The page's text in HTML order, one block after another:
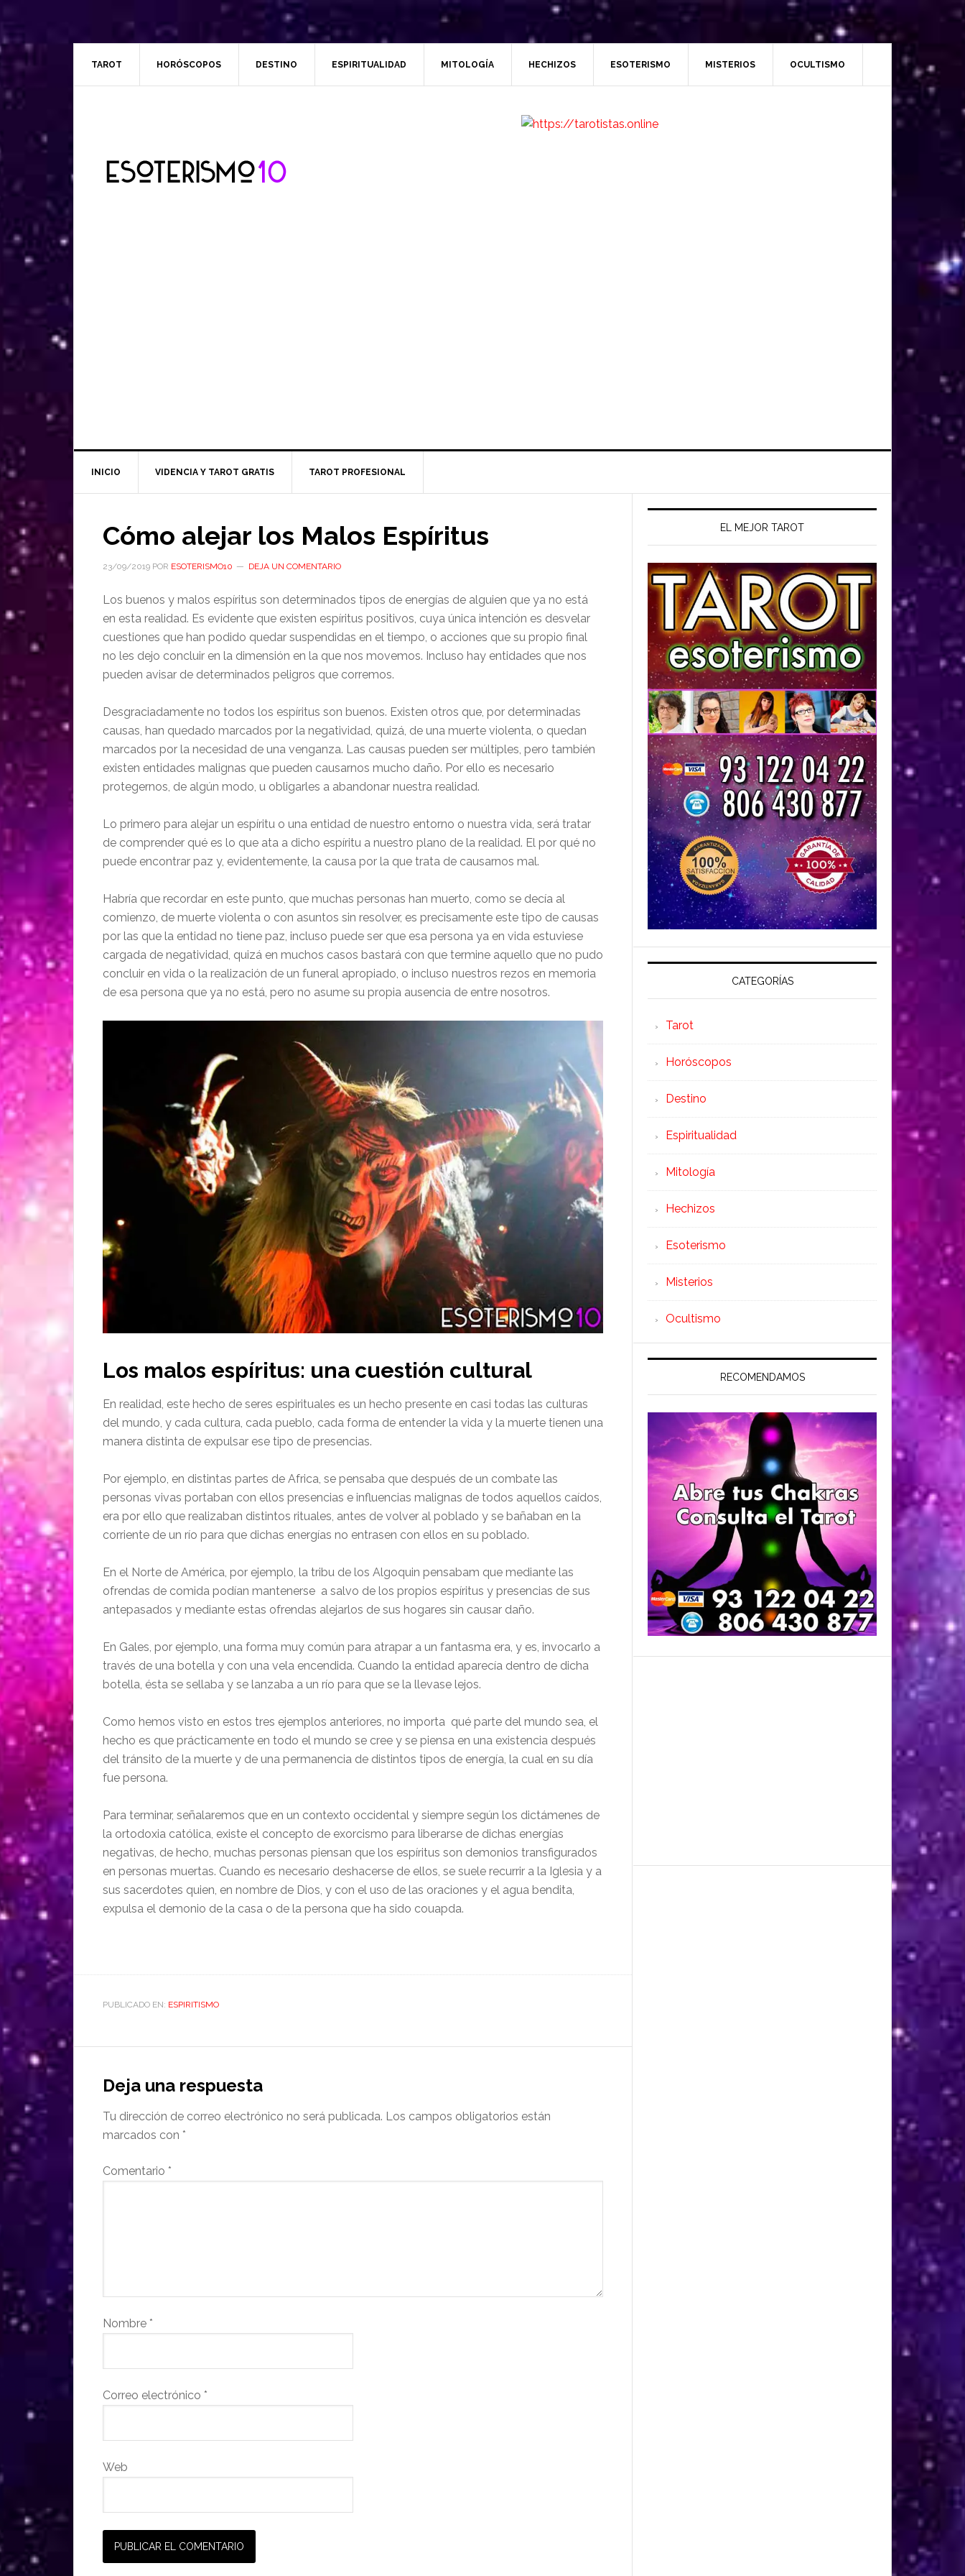
TAROT HORÓSCOPOS DESTINO ESPIRITUALIDAD MITOLOGÍA HECHIZOS ESOTERISMO MISTERIOS OCULTISMO
INICIO VIDENCIA Y TAROT GRATIS TAROT PROFESIONAL
Cómo alejar los Malos Espíritus
23/09/2019 POR ESOTERISMO10 DEJA UN COMENTARIO
Los buenos y malos espíritus son determinados tipos de energías de alguien que ya no está
en esta realidad. Es evidente que existen espíritus positivos, cuya única intención es desvelar
cuestiones que han podido quedar suspendidas en el tiempo, o acciones que su propio final
no les dejo concluir en la dimensión en la que nos movemos. Incluso hay entidades que nos
pueden avisar de determinados peligros que corremos.
Desgraciadamente no todos los espíritus son buenos. Existen otros que, por determinadas
causas, han quedado marcados por la negatividad, quizá, de una muerte violenta, o quedan
marcados por la necesidad de una venganza. Las causas pueden ser múltiples, pero también
existen entidades malignas que pueden causarnos mucho daño. Por ello es necesario
protegernos, de algún modo, u obligarles a abandonar nuestra realidad.
Lo primero para alejar un espíritu o una entidad de nuestro entorno o nuestra vida, será tratar
de comprender qué es lo que ata a dicho espíritu a nuestro plano de la realidad. El por qué no
puede encontrar paz y, evidentemente, la causa por la que trata de causarnos mal.
Habría que recordar en este punto, que muchas personas han muerto, como se decía al
comienzo, de muerte violenta o con asuntos sin resolver, es precisamente este tipo de causas
por las que la entidad no tiene paz, incluso puede ser que esa persona ya en vida estuviese
cargada de negatividad, quizá en muchos casos bastará con que termine aquello que no pudo
concluir en vida o la realización de un funeral apropiado, o incluso nuestros rezos en memoria
de esa persona que ya no está, pero no asume su propia ausencia de entre nosotros.
Los malos espíritus: una cuestión cultural
En realidad, este hecho de seres espirituales es un hecho presente en casi todas las culturas
del mundo, y cada cultura, cada pueblo, cada forma de entender la vida y la muerte tienen una
manera distinta de expulsar ese tipo de presencias.
Por ejemplo, en distintas partes de Africa, se pensaba que después de un combate las
personas vivas portaban con ellos presencias e influencias malignas de todos aquellos caídos,
era por ello que realizaban distintos rituales, antes de volver al poblado y se bañaban en la
corriente de un río para que dichas energías no entrasen con ellos en su poblado.
En el Norte de América, por ejemplo, la tribu de los Algoquin pensabam que mediante las
ofrendas de comida podían mantenerse a salvo de los propios espíritus y presencias de sus
antepasados y mediante estas ofrendas alejarlos de sus hogares sin causar daño.
En Gales, por ejemplo, una forma muy común para atrapar a un fantasma era, y es, invocarlo a
través de una botella y con una vela encendida. Cuando la entidad aparecía dentro de dicha
botella, ésta se sellaba y se lanzaba a un río para que se la llevase lejos.
Como hemos visto en estos tres ejemplos anteriores, no importa qué parte del mundo sea, el
hecho es que prácticamente en todo el mundo se cree y se piensa en una existencia después
del tránsito de la muerte y de una permanencia de distintos tipos de energía, la cual en su día
fue persona.
Para terminar, señalaremos que en un contexto occidental y siempre según los dictámenes de
la ortodoxia católica, existe el concepto de exorcismo para liberarse de dichas energías
negativas, de hecho, muchas personas piensan que los espíritus son demonios transfigurados
en personas muertas. Cuando es necesario deshacerse de ellos, se suele recurrir a la Iglesia y a
sus sacerdotes quien, en nombre de Dios, y con el uso de las oraciones y el agua bendita,
expulsa el demonio de la casa o de la persona que ha sido couapda.
PUBLICADO EN: ESPIRITISMO
Deja una respuesta
Tu dirección de correo electrónico no será publicada. Los campos obligatorios están
marcados con *
Comentario *
Nombre *
Correo electrónico *
Web
EL MEJOR TAROT
CATEGORÍAS
Tarot
Horóscopos
Destino
Espiritualidad
Mitología
Hechizos
Esoterismo
Misterios
Ocultismo
RECOMENDAMOS